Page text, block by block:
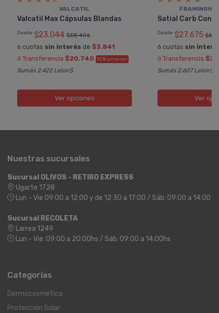
VALCATIL
Valcatil Max Cápsulas Blandas
Desde $23.044 $38.406
6 cuotas sin interés de $3.841
ó Transferencia $20.740 10% EXTRA OFF
Sumás 2.422 Leloir$
Ver opciones
Satial Carb
Desde $27.675
6 cuotas sin
ó Transferencia
Sumás 2.607 Leloir$
Ver
Nuestras sucursales
Sucursal OLIVOS - RETIRO EXPRESS
Ugarte 1728
Lun - Vie 09:00 a 12:00 y de 12:30 a 17:00 / Sáb: 09:00 a 14:00
Sucursal RECOLETA
Larrea 1249
Lun - Vie: 09:00 a 20:00hs / Sáb: 09:00 a 14:00hs
Categorías
Dermocosmética
Protección Solar